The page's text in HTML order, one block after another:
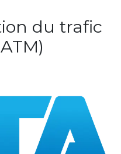
du trafic